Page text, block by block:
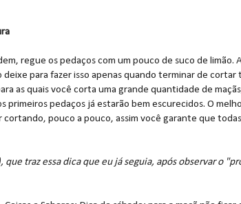
regue os pedaços com um pouco de suco de limão.
para fazer isso apenas quando terminar de cortar
as quais você corta uma grande quantidade de
primeiros pedaços já estarão bem escurecidos. O
pouco a pouco, assim você garante que
que traz essa dica que eu já seguia, após observar o